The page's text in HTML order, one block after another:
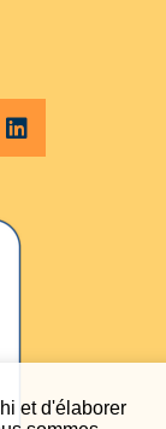
et d'élaborer